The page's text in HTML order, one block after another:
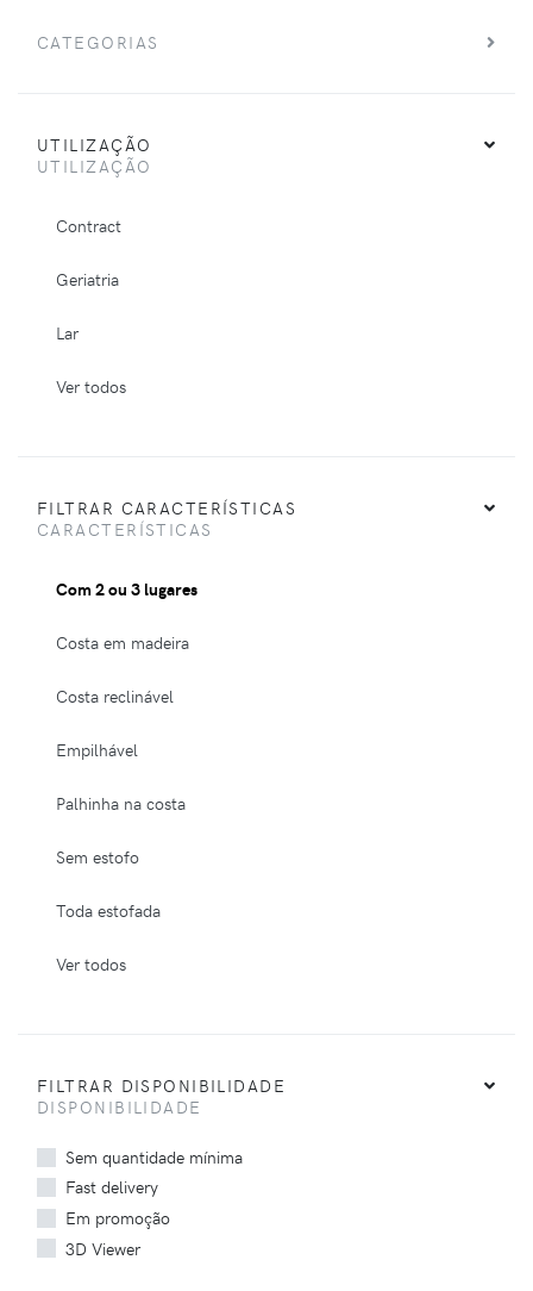
CATEGORIAS
UTILIZAÇÃO
UTILIZAÇÃO
Contract
Geriatria
Lar
Ver todos
FILTRAR CARACTERÍSTICAS
CARACTERÍSTICAS
Com 2 ou 3 lugares
Costa em madeira
Costa reclinável
Empilhável
Palhinha na costa
Sem estofo
Toda estofada
Ver todos
FILTRAR DISPONIBILIDADE
DISPONIBILIDADE
Sem quantidade mínima
Fast delivery
Em promoção
3D Viewer